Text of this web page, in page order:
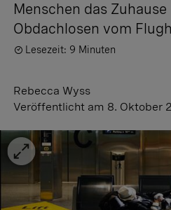
Menschen das
Obdachlosen vom
Lesezeit: 9 Minuten
Rebecca Wyss
Veröffentlicht am 8. Oktober